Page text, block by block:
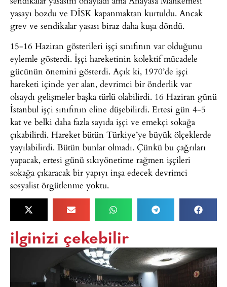
yasayı bozdu ve DİSK kapanmaktan kurtuldu. Ancak
grev ve sendikalar yasası biraz daha kuşa döndü.
15-16 Haziran gösterileri işçi sınıfının var olduğunu
eylemle gösterdi. İşçi hareketinin kolektif mücadele
gücünün önemini gösterdi. Açık ki, 1970’de işçi
hareketi içinde yer alan, devrimci bir önderlik var
olsaydı gelişmeler başka türlü olabilirdi. 16 Haziran günü
İstanbul işçi sınıfının eline düşebilirdi. Ertesi gün 4-5
kat ve belki daha fazla sayıda işçi ve emekçi sokağa
çıkabilirdi. Hareket bütün Türkiye’ye büyük ölçeklerde
yayılabilirdi. Bütün bunlar olmadı. Çünkü bu çağrıları
yapacak, ertesi günü sıkıyönetime rağmen işçileri
sokağa çıkaracak bir yapıyı inşa edecek devrimci
sosyalist örgütlenme yoktu.
ilginizi çekebilir